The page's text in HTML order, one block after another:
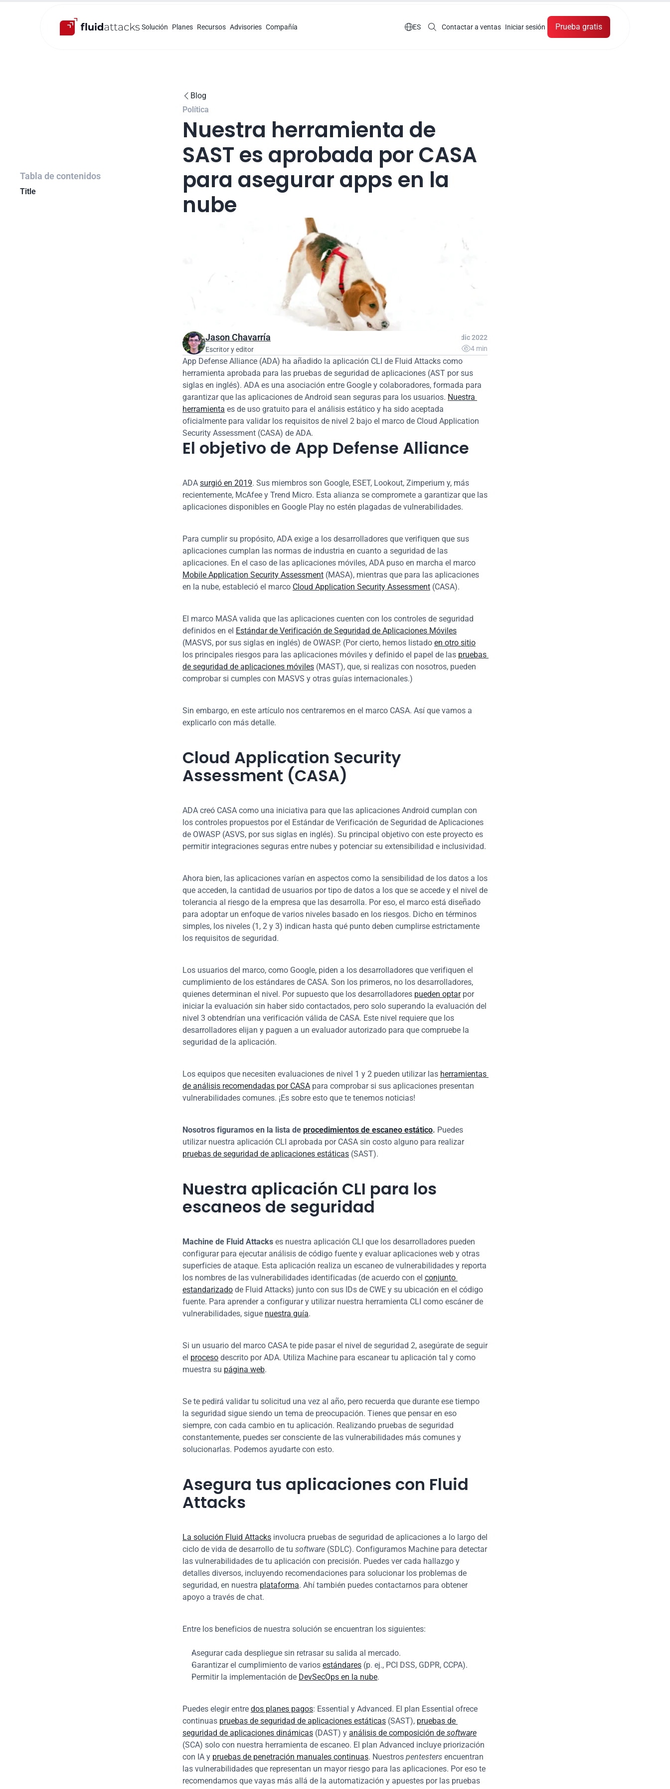
Solución Planes Recursos Advisories Compañía ES Contactar a ventas Iniciar sesión Prueba gratis
Tabla de contenidos
Title
 Blog
Política
Nuestra herramienta de
SAST es aprobada por CASA
para asegurar apps en la
nube
Jason Chavarría
Escritor y editor
23 dic 2022
4 min
App Defense Alliance (ADA) ha añadido la aplicación CLI de Fluid Attacks como
herramienta aprobada para las pruebas de seguridad de aplicaciones (AST por sus
siglas en inglés). ADA es una asociación entre Google y colaboradores, formada para
garantizar que las aplicaciones de Android sean seguras para los usuarios. Nuestra
herramienta es de uso gratuito para el análisis estático y ha sido aceptada
oficialmente para validar los requisitos de nivel 2 bajo el marco de Cloud Application
Security Assessment (CASA) de ADA.
El objetivo de App Defense Alliance
ADA surgió en 2019. Sus miembros son Google, ESET, Lookout, Zimperium y, más
recientemente, McAfee y Trend Micro. Esta alianza se compromete a garantizar que las
aplicaciones disponibles en Google Play no estén plagadas de vulnerabilidades.
Para cumplir su propósito, ADA exige a los desarrolladores que verifiquen que sus
aplicaciones cumplan las normas de industria en cuanto a seguridad de las
Mobile Application Security Assessment (MASA), mientras que para las aplicaciones
en la nube, estableció el marco Cloud Application Security Assessment (CASA).
El marco MASA valida que las aplicaciones cuenten con los controles de seguridad
definidos en el Estándar de Verificación de Seguridad de Aplicaciones Móviles
(MASVS, por sus siglas en inglés) de OWASP. (Por cierto, hemos listado en otro sitio
los principales riesgos para las aplicaciones móviles y definido el papel de las pruebas
de seguridad de aplicaciones móviles (MAST), que, si realizas con nosotros, pueden
comprobar si cumples con MASVS y otras guías internacionales.)
Sin embargo, en este artículo nos centraremos en el marco CASA. Así que vamos a
explicarlo con más detalle.
Cloud Application Security
Assessment (CASA)
ADA creó CASA como una iniciativa para que las aplicaciones Android cumplan con
los controles propuestos por el Estándar de Verificación de Seguridad de Aplicaciones
de OWASP (ASVS, por sus siglas en inglés). Su principal objetivo con este proyecto es
permitir integraciones seguras entre nubes y potenciar su extensibilidad e inclusividad.
Ahora bien, las aplicaciones varían en aspectos como la sensibilidad de los datos a los
que acceden, la cantidad de usuarios por tipo de datos a los que se accede y el nivel de
tolerancia al riesgo de la empresa que las desarrolla. Por eso, el marco está diseñado
para adoptar un enfoque de varios niveles basado en los riesgos. Dicho en términos
simples, los niveles (1, 2 y 3) indican hasta qué punto deben cumplirse estrictamente
los requisitos de seguridad.
Los usuarios del marco, como Google, piden a los desarrolladores que verifiquen el
cumplimiento de los estándares de CASA. Son los primeros, no los desarrolladores,
quienes determinan el nivel. Por supuesto que los desarrolladores pueden optar por
iniciar la evaluación sin haber sido contactados, pero solo superando la evaluación del
nivel 3 obtendrían una verificación válida de CASA. Este nivel requiere que los
desarrolladores elijan y paguen a un evaluador autorizado para que compruebe la
seguridad de la aplicación.
Los equipos que necesiten evaluaciones de nivel 1 y 2 pueden utilizar las herramientas
de análisis recomendadas por CASA para comprobar si sus aplicaciones presentan
vulnerabilidades comunes. ¡Es sobre esto que te tenemos noticias!
Nosotros figuramos en la lista de procedimientos de escaneo estático. Puedes
utilizar nuestra aplicación CLI aprobada por CASA sin costo alguno para realizar
pruebas de seguridad de aplicaciones estáticas (SAST).
Nuestra aplicación CLI para los
escaneos de seguridad
Machine de Fluid Attacks es nuestra aplicación CLI que los desarrolladores pueden
configurar para ejecutar análisis de código fuente y evaluar aplicaciones web y otras
superficies de ataque. Esta aplicación realiza un escaneo de vulnerabilidades y reporta
los nombres de las vulnerabilidades identificadas (de acuerdo con el conjunto
estandarizado de Fluid Attacks) junto con sus IDs de CWE y su ubicación en el código
fuente. Para aprender a configurar y utilizar nuestra herramienta CLI como escáner de
vulnerabilidades, sigue nuestra guía.
Si un usuario del marco CASA te pide pasar el nivel de seguridad 2, asegúrate de seguir
el proceso descrito por ADA. Utiliza Machine para escanear tu aplicación tal y como
muestra su página web.
Se te pedirá validar tu solicitud una vez al año, pero recuerda que durante ese tiempo
la seguridad sigue siendo un tema de preocupación. Tienes que pensar en eso
siempre, con cada cambio en tu aplicación. Realizando pruebas de seguridad
constantemente, puedes ser consciente de las vulnerabilidades más comunes y
solucionarlas. Podemos ayudarte con esto.
Asegura tus aplicaciones con Fluid
Attacks
La solución Fluid Attacks involucra pruebas de seguridad de aplicaciones a lo largo del
ciclo de vida de desarrollo de tu software (SDLC). Configuramos Machine para detectar
las vulnerabilidades de tu aplicación con precisión. Puedes ver cada hallazgo y
detalles diversos, incluyendo recomendaciones para solucionar los problemas de
seguridad, en nuestra plataforma. Ahí también puedes contactarnos para obtener
apoyo a través de chat.
Entre los beneficios de nuestra solución se encuentran los siguientes:
Asegurar cada despliegue sin retrasar su salida al mercado.
Garantizar el cumplimiento de varios estándares (p. ej., PCI DSS, GDPR, CCPA).
Permitir la implementación de DevSecOps en la nube.
Puedes elegir entre dos planes pagos: Essential y Advanced. El plan Essential ofrece
continuas pruebas de seguridad de aplicaciones estáticas (SAST), pruebas de
seguridad de aplicaciones dinámicas (DAST) y análisis de composición de software
(SCA) solo con nuestra herramienta de escaneo. El plan Advanced incluye priorización
con IA y pruebas de penetración manuales continuas. Nuestros pentesters encuentran
las vulnerabilidades que representan un mayor riesgo para las aplicaciones. Por eso te
recomendamos que vayas más allá de la automatización y apuestes por las pruebas